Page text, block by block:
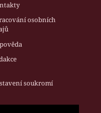
osobních
soukromí